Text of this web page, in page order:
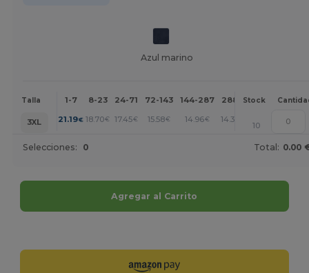
Azul marino
Talla 1-7 8-23 24-71 72-143 144-287 288 + Más
Stock
3XL 21.19€ 18.70€ 17.45€ 15.58€ 14.96€ 14.34 +
10
Selecciones: 0 Total: 0.00
Agregar al Carrito